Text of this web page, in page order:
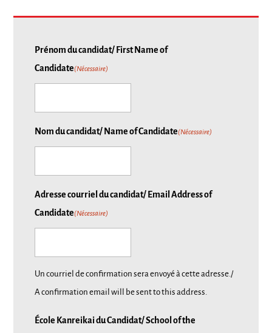
Prénom du candidat/ First Name of
Candidate(Nécessaire)
Nom du candidat/ Name of Candidate(Nécessaire)
Adresse courriel du candidat/ Email Address of
Candidate(Nécessaire)
Un courriel de confirmation sera envoyé à cette adresse./
A confirmation email will be sent to this address.
École Kanreikai du Candidat/ School of the